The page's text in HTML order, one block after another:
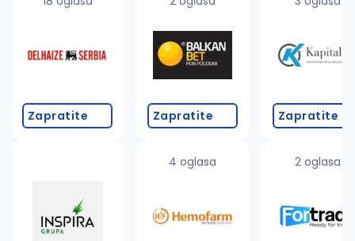
Zapratite Zapratite
4 oglasa
Zapratite
2 oglasa